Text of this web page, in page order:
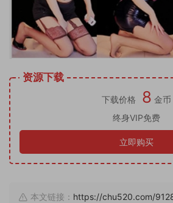
资源下载
下载价格 8 金币
终身VIP免费
立即购买
本文链接： https://chu520.com/